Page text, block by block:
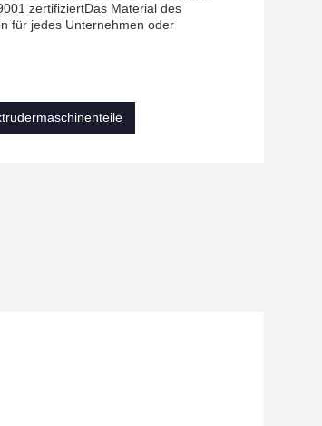
zertifiziertDas Material des
für jedes Unternehmen oder